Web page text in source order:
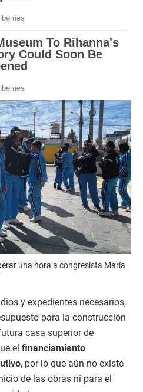
una hora a congresista María
y expedientes necesarios,
para la construcción
casa superior de
el financiamiento
, por lo que aún no existe
de las obras ni para el